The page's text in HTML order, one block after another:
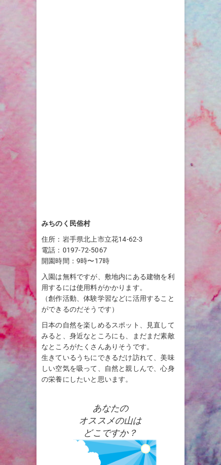
みちのく民俗村
住所：岩手県北上市立花14-62-3
電話：0197-72-5067
開園時間：9時〜17時
入園は無料ですが、敷地内にある建物を利
用するには使用料がかかります。
（創作活動、体験学習などに活用すること
ができるのだそうです）
日本の自然を楽しめるスポット、見直して
みると、身近なところにも、まだまだ素敵
なところがたくさんありそうです。
生きているうちにできるだけ訪れて、美味
しい空気を吸って、自然と親しんで、心身
の栄養にしたいと思います。
あなたの
オススメの山は
どこですか？